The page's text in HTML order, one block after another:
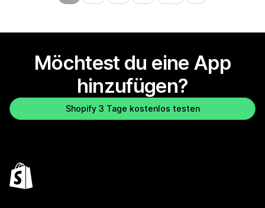
Möchtest du eine App
hinzufügen?
Shopify 3 Tage kostenlos testen